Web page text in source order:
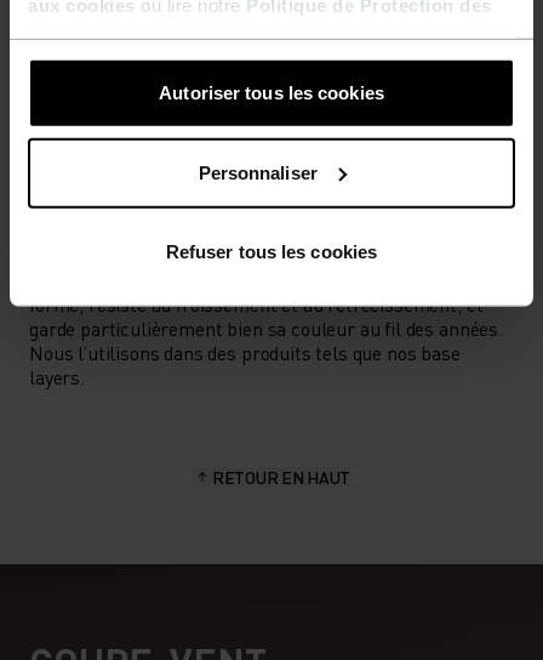
aux cookies ou lire notre Politique de Protection des
Autoriser tous les cookies
Personnaliser
Refuser tous les cookies
TYPE D’ACTIVITÉ
ACTIVITÉS À HAUTE INTENSITÉ
CARACTÉRISTIQUES DES MATIÈRES
Le polyester est une fibre synthétique résistante qui
forme, résiste au froissement et au rétrécissement, et
garde particulièrement bien sa couleur au fil des années.
Nous l’utilisons dans des produits tels que nos base
layers.
RETOUR EN HAUT